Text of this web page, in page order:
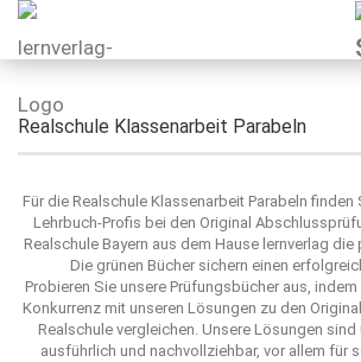
Realschule Klassenarbeit Parabeln
Für die Realschule Klassenarbeit Parabeln finden
Lehrbuch-Profis bei den Original
Realschule Bayern aus dem Hause lernverlag
Die grünen Bücher sichern einen
Probieren Sie unsere Prüfungsbücher aus,
Konkurrenz mit unseren Lösungen zu den
Realschule vergleichen. Unsere Lösungen
ausführlich und nachvollziehbar, vor allem für